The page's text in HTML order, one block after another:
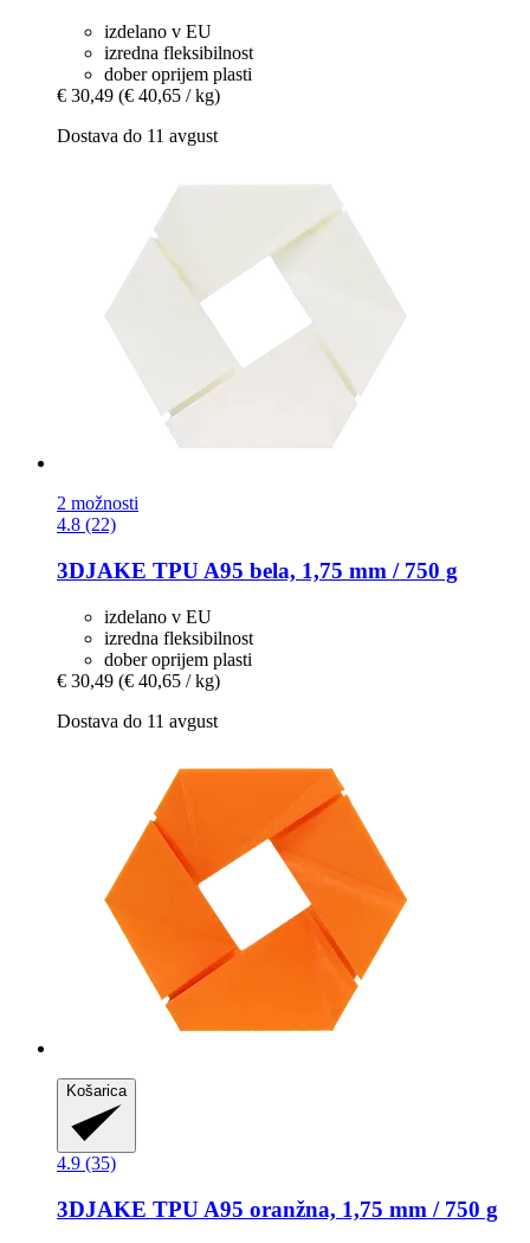
izdelano v EU
izredna fleksibilnost
dober oprijem plasti
€ 30,49 (€ 40,65 / kg)
Dostava do 11 avgust
2 možnosti
4.8 (22)
3DJAKE TPU A95 bela, 1,75 mm / 750 g
izdelano v EU
izredna fleksibilnost
dober oprijem plasti
€ 30,49 (€ 40,65 / kg)
Dostava do 11 avgust
Košarica
4.9 (35)
3DJAKE TPU A95 oranžna, 1,75 mm / 750 g